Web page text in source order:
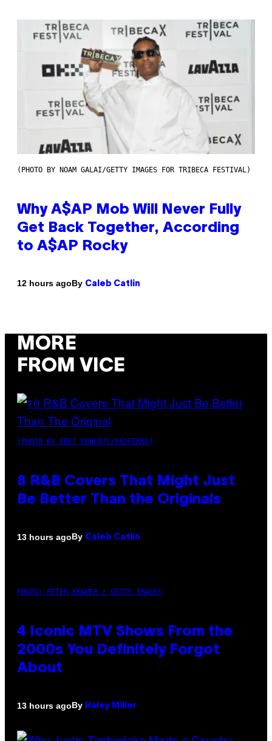
(PHOTO BY NOAM GALAI/GETTY IMAGES FOR TRIBECA FESTIVAL)
Why A$AP Mob Will Never Fully
Get Back Together, According
to A$AP Rocky
12 hours agoBy Caleb Catlin
MORE
FROM VICE
(PHOTO BY EBET ROBERTS/REDFERNS)
8 R&B Covers That Might Just
Be Better Than the Originals
13 hours agoBy Caleb Catlin
PHOTO: PETER KRAMER / GETTY IMAGES
4 Iconic MTV Shows From the
2000s You Definitely Forgot
About
13 hours agoBy Haley Miller